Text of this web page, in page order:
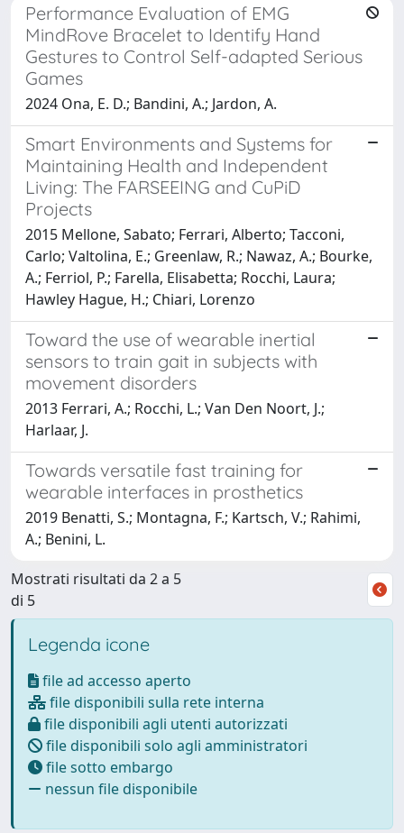
Performance Evaluation of EMG
MindRove Bracelet to Identify Hand
Gestures to Control Self-adapted Serious
Games
2024 Ona, E. D.; Bandini, A.; Jardon, A.
Smart Environments and Systems for
Maintaining Health and Independent
Living: The FARSEEING and CuPiD
Projects
2015 Mellone, Sabato; Ferrari, Alberto; Tacconi,
Carlo; Valtolina, E.; Greenlaw, R.; Nawaz, A.; Bourke,
A.; Ferriol, P.; Farella, Elisabetta; Rocchi, Laura;
Hawley Hague, H.; Chiari, Lorenzo
Toward the use of wearable inertial
sensors to train gait in subjects with
movement disorders
2013 Ferrari, A.; Rocchi, L.; Van Den Noort, J.;
Harlaar, J.
Towards versatile fast training for
wearable interfaces in prosthetics
2019 Benatti, S.; Montagna, F.; Kartsch, V.; Rahimi,
A.; Benini, L.
Mostrati risultati da 2 a 5
di 5
Legenda icone
file ad accesso aperto
file disponibili sulla rete interna
file disponibili agli utenti autorizzati
file disponibili solo agli amministratori
file sotto embargo
nessun file disponibile